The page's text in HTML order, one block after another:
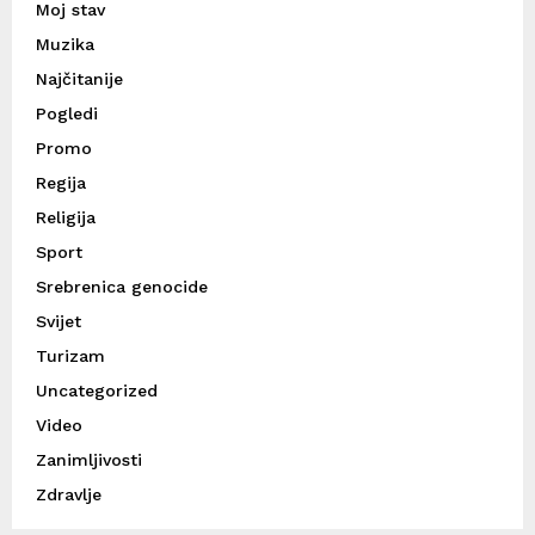
Moj stav
Muzika
Najčitanije
Pogledi
Promo
Regija
Religija
Sport
Srebrenica genocide
Svijet
Turizam
Uncategorized
Video
Zanimljivosti
Zdravlje